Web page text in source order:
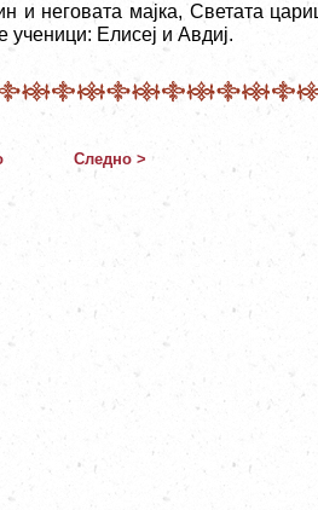
и неговата мајка, Светата
ученици: Елисеј и Авдиј.
Следно >